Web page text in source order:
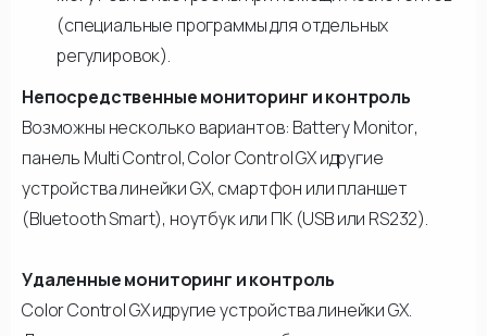
(специальные программы для отдельных
регулировок).
Непосредственные мониторинг и контроль
Возможны несколько вариантов: Battery Monitor,
панель Multi Control, Color Control GX идругие
устройства линейки GX, смартфон или планшет
(Bluetooth Smart), ноутбук или ПК (USB или RS232).
Удаленные мониторинг и контроль
Color Control GX идругие устройства линейки GX.